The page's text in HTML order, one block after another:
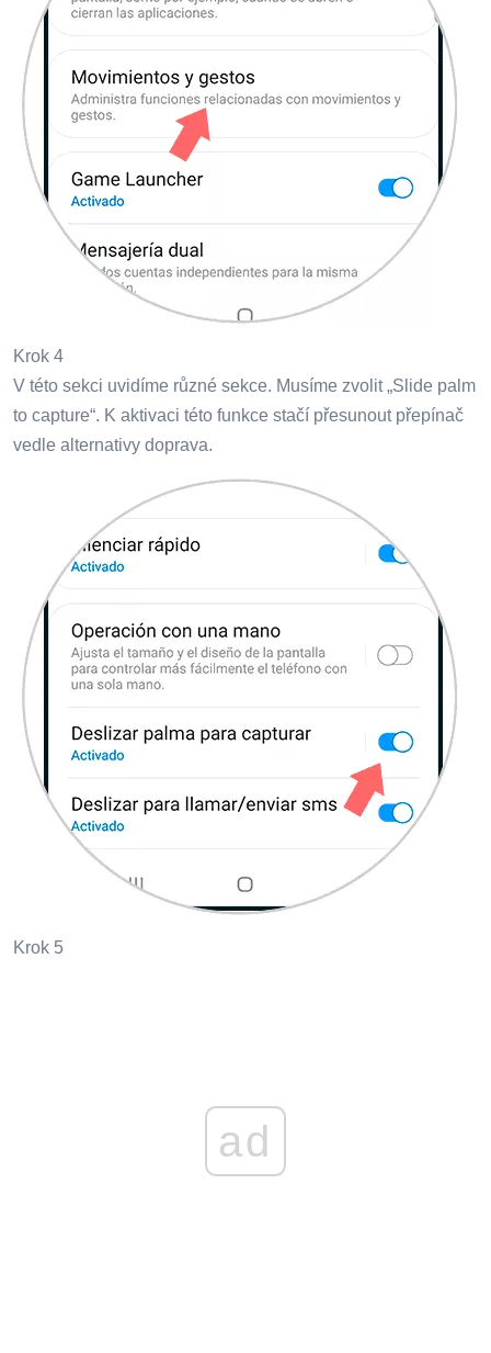
Krok 4
V této sekci uvidíme různé sekce. Musíme zvolit „Slide palm
to capture“. K aktivaci této funkce stačí přesunout přepínač
vedle alternativy doprava.
Krok 5
ad